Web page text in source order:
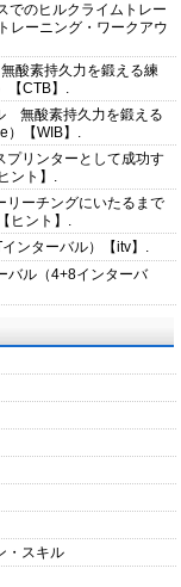
でのヒルクライムトレー
ーニング・ワークアウ
酸素持久力を鍛える練
【CTB】.
無酸素持久力を鍛える
）【WIB】.
プリンターとして成功す
ント】.
リーチングにいたるまで
ヒント】.
ンターバル）【itv】.
バル（4+8インターバ
・スキル